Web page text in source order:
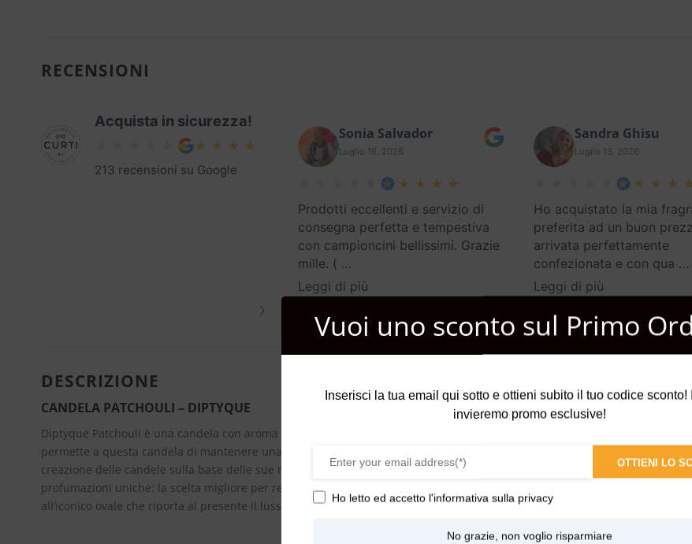
RECENSIONI
Acquista in sicurezza!
213 recensioni su Google
Sonia Salvador
Luglio 16, 2026
Prodotti eccellenti e servizio di
consegna perfetta e tempestiva
con campioncini bellissimi. Grazie
mille. ( …
Leggi di più
Sandra Ghisu
Luglio 13, 2026
Ho acquistato la mia
preferita ad un buon
arrivata perfettamente
confezionata e con qua …
Leggi di più
›
DESCRIZIONE
CANDELA PATCHOULI – DIPTYQUE
Diptyque Patchouli è una candela con aroma erboso fresco. Erbacea, rivela l’odore del legno delle colline Indonesiane,
permette a questa candela di mantenere una profumazione sempre equilibrata e gradevole. Forte dell’esperienza di
creazione delle candele sulla base delle sue migliori fragranze, scoperte in tutto il mondo. Le candele sono create con oli
profumazioni uniche: la scelta migliore per rendere speciale ogni ambiente della maison. La raffinatezza dei vasetti
all’iconico ovale che riporta al presente il lusso del mondo classico.
Vuoi uno sconto sul Primo
Inserisci la tua email qui sotto e ottieni subito il tuo codice sconto!
invieremo promo esclusive!
OTTIENI LO
Ho letto ed accetto l'informativa sulla privacy
No grazie, non voglio risparmiare